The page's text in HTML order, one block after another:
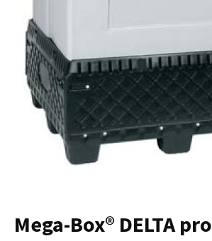
Mega-Box® DELTA pro